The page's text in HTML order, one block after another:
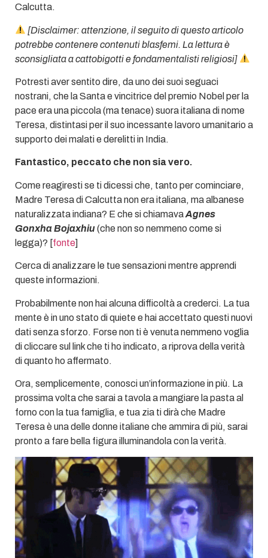
Calcutta.
[Disclaimer: attenzione, il seguito di questo articolo
potrebbe contenere contenuti blasfemi. La lettura è
sconsigliata a cattobigotti e fondamentalisti religiosi]
Potresti aver sentito dire, da uno dei suoi seguaci
nostrani, che la Santa e vincitrice del premio Nobel per la
pace era una piccola (ma tenace) suora italiana di nome
Teresa, distintasi per il suo incessante lavoro umanitario a
supporto dei malati e derelitti in India.
Fantastico, peccato che non sia vero.
Come reagiresti se ti dicessi che, tanto per cominciare,
Madre Teresa di Calcutta non era italiana, ma albanese
naturalizzata indiana? E che si chiamavaAgnes
Gonxha Bojaxhiu(che non so nemmeno come si
legga)? [fonte]
Cerca di analizzare le tue sensazioni mentre apprendi
queste informazioni.
Probabilmente non hai alcuna difficoltà a crederci. La tua
mente è in uno stato di quiete e hai accettato questi nuovi
dati senza sforzo. Forse non ti è venuta nemmeno voglia
di cliccare sul link che ti ho indicato, a riprova della verità
di quanto ho affermato.
Ora, semplicemente, conosci un’informazione in più. La
prossima volta che sarai a tavola a mangiare la pasta al
forno con la tua famiglia, e tua zia ti dirà che Madre
Teresa è una delle donne italiane che ammira di più, sarai
pronto a fare bella figura illuminandola con la verità.